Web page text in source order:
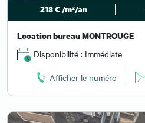
218 € /m²/an
Location bureau MONTROUGE
Disponibilité : Immédiate
Afficher le numéro